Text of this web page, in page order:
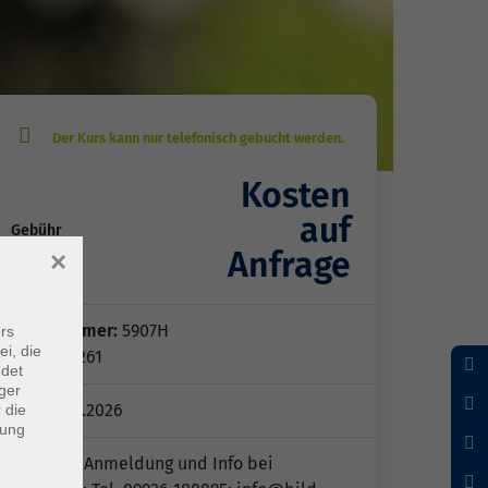
Gebühr
Kosten
auf
Anfrage
Kursnummer: 5907H
Periode 261
14.8.-21.8.2026
Anmeldung und Info bei
die
die
×